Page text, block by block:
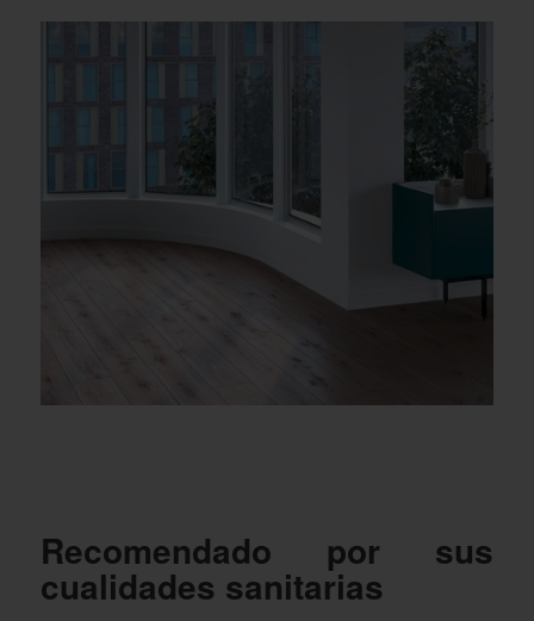
Recomendado por sus
cualidades sanitarias